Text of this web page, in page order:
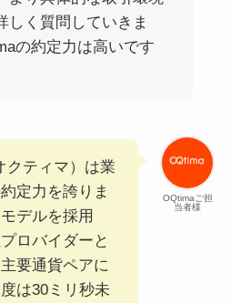
しく質問していきま
の約定力は高いです
OQtimaご担
当者様
クティマ）は業
定力を誇りま
デルを採用
ロバイダーと
要通貨ペアに
は30ミリ秒未